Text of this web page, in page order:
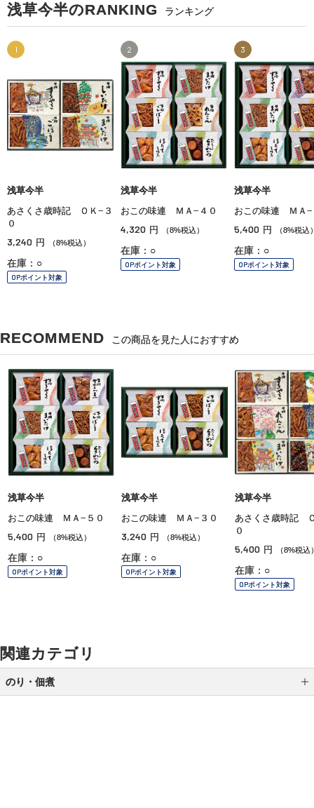
浅草今半のRANKING ランキング
1
浅草今半
あさくさ歳時記 ＯＫ−３
０
3,240 円 （8%税込）
在庫：○
OPポイント対象
2
浅草今半
おこの味連 ＭＡ−４０
4,320 円 （8%税込）
在庫：○
OPポイント対象
3
浅草今半
おこの味連 ＭＡ−
5,400 円 （8%税込
在庫：○
OPポイント対象
RECOMMEND この商品を見た人におすすめ
浅草今半
おこの味連 ＭＡ−５０
5,400 円 （8%税込）
在庫：○
OPポイント対象
浅草今半
おこの味連 ＭＡ−３０
3,240 円 （8%税込）
在庫：○
OPポイント対象
浅草今半
あさくさ歳時記
０
5,400 円 （8%税込
在庫：○
OPポイント対象
関連カテゴリ
のり・佃煮